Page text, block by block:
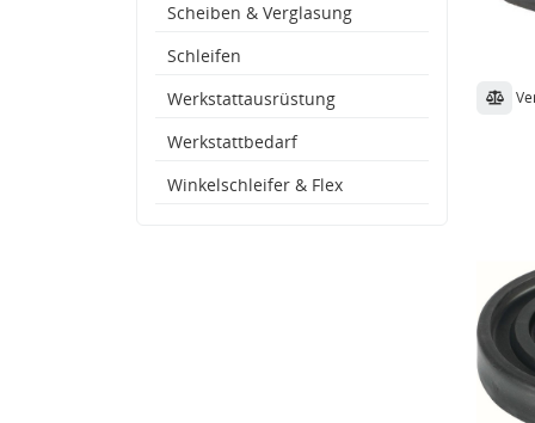
Scheiben & Verglasung
Schleifen
Werkstattausrüstung
Werkstattbedarf
Winkelschleifer & Flex